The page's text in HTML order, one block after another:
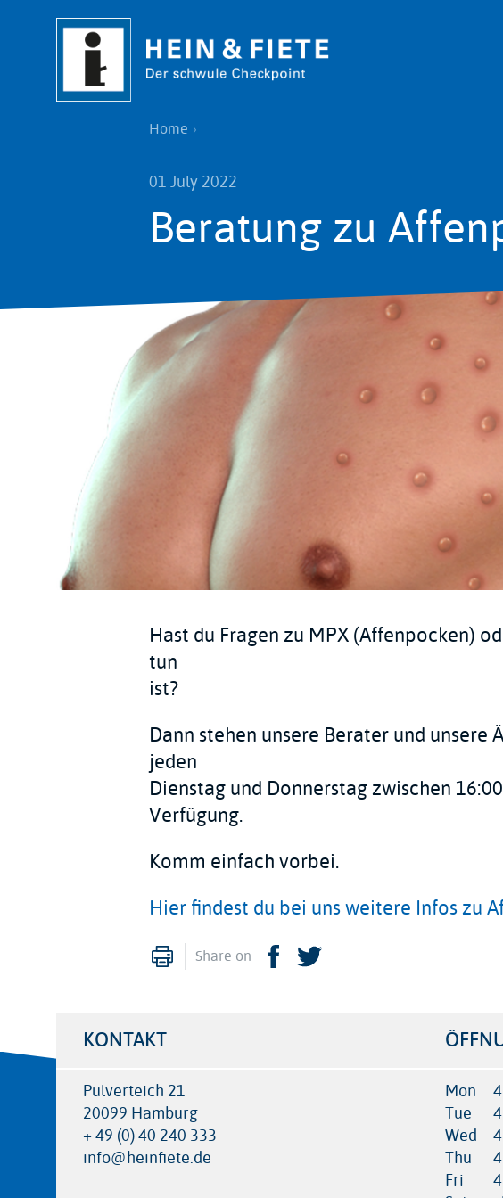
content
Breadcrumb
Home
01 July 2022
Beratung zu
Hast du Fragen zu MPX (Affenpocken)
tun
ist?
Dann stehen unsere Berater und unsere
jeden
Dienstag und Donnerstag zwischen
Verfügung.
Komm einfach vorbei.
Hier findest du bei uns weitere Infos zu
Print
Share on Facebook
KONTAKT
Pulverteich 21
20099 Hamburg
+ 49 (0) 40 240 333
info@heinfiete.de
Mon
Tue
Wed
Thu
Fri